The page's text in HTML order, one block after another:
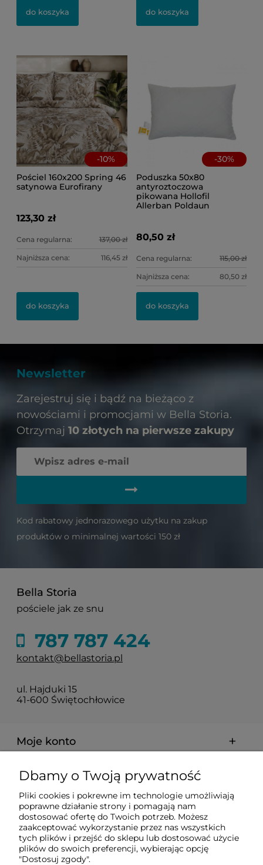
do koszyka do koszyka
-10%
Pościel 160x200 Spring 46
satynowa Eurofirany
123,30 zł
Cena regularna: 137,00 zł
Najniższa cena: 116,45 zł
do koszyka
-30%
Poduszka 50x80
antyroztoczowa
pikowana Hollofil
Allerban Poldaun
80,50 zł
Cena regularna: 115,00 zł
Najniższa cena: 80,50 zł
do koszyka
Newsletter
Zarejestruj się i bądź na bieżąco z
nowościami i promocjami w Bella Storia.
Otrzymaj 10 złotych na pierwsze zakupy
Kod rabatowy jednorazowego użytku na zakup
produktów o minimalnej wartości 150 zł
Bella Storia
pościele jak ze snu
787 787 424
kontakt@bellastoria.pl
ul. Hajduki 15
41-600 Świętochłowice
Moje konto
Dostawa i płatności
O firmie
Obsługiwane metody płatności elektronicznych
Dbamy o Twoją prywatność
Pliki cookies i pokrewne im technologie umożliwiają
poprawne działanie strony i pomagają nam
dostosować ofertę do Twoich potrzeb. Możesz
zaakceptować wykorzystanie przez nas wszystkich
tych plików i przejść do sklepu lub dostosować użycie
plików do swoich preferencji, wybierając opcję
"Dostosuj zgody".